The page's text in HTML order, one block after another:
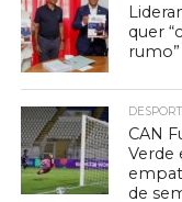
quer
CAN
Verde
de